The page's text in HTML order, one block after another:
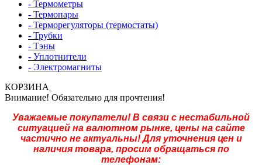
- Термометры
- Термопары
- Терморегуляторы (термостаты)
- Трубки
- Тэны
- Уплотнители
- Электромагниты
КОРЗИНА
Внимание! Обязательно для прочтения!
Уважаемые покупатели! В связи с нестабильной
ситуацией на валютном рынке, цены на сайте
частично не актуальны! Для уточнения цен и
наличия товара, просим обращаться по
телефонам: